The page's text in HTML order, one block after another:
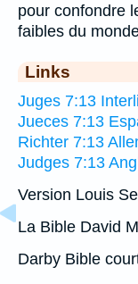
pour confondre
faibles du
Links
Juges 7:13
Jueces 7:13
Richter 7:13
Judges 7:13
Version Louis
La Bible David
Darby Bible